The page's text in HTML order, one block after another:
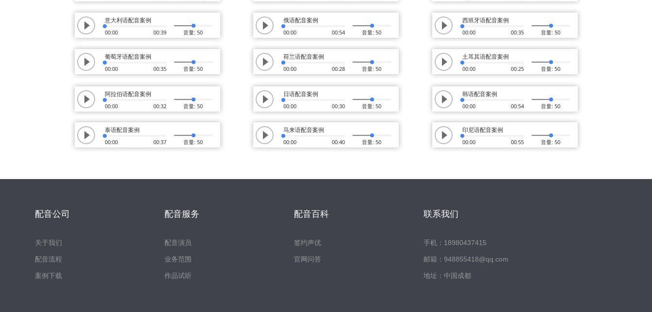
意大利语配音案例
00:00 00:39 音量: 50
荷兰语配音案例
00:00 00:28 音量: 50
西班牙语配音案例
00:00 00:35 音量: 50
葡萄牙语配音案例
00:00 00:35 音量: 50
俄语配音案例
00:00 00:54 音量: 50
土耳其语配音案例
00:00 00:25 音量: 50
阿拉伯语配音案例
00:00 00:32 音量: 50
日语配音案例
00:00 00:30 音量: 50
韩语配音案例
00:00 00:54 音量: 50
泰语配音案例
00:00 00:37 音量: 50
马来语配音案例
00:00 00:40 音量: 50
印尼语配音案例
00:00 00:55 音量: 50
配音公司
关于我们
配音流程
案例下载
配音服务
配音演员
业务范围
作品试听
配音百科
签约声优
官网问答
联系我们
手机：18980437415
邮箱：948855418@qq.com
地址：中国成都